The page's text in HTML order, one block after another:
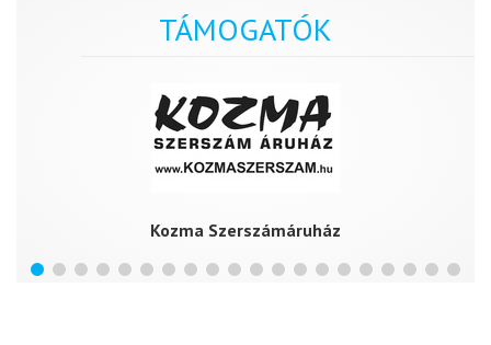
TÁMOGATÓK
Kozma Szerszámáruház